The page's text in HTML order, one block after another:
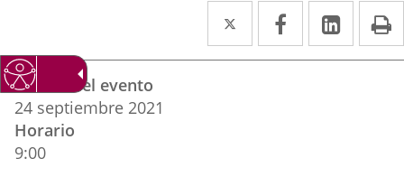
Twitter
Enlace
a
Facebook
Enlace
a
Enlace
a
Datos
del
evento
Fechas del evento
24 septiembre 2021
Horario
9:00